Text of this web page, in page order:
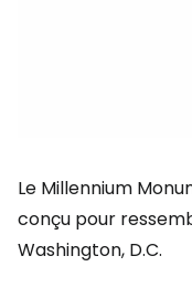
Le Millennium
conçu pour
Washington, D.C.